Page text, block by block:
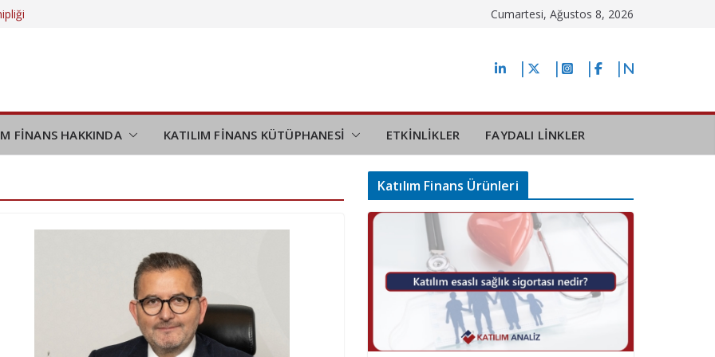
da
Cumartesi, Ağustos 8, 2026
FİNANS HAKKINDA KATILIM FİNANS KÜTÜPHANESİ ETKİNLİKLER FAYDALI LİNKLER
Katılım Finans Ürünleri